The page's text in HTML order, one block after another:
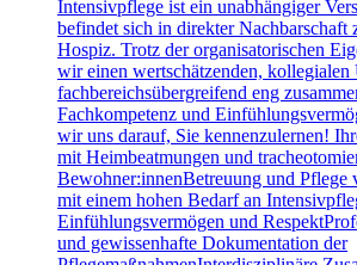
Intensivpflege ist ein unabhängiger
befindet sich in direkter Nachbarschaft
Hospiz. Trotz der organisatorischen
wir einen wertschätzenden, kollegialen
fachbereichsübergreifend eng
Fachkompetenz und
wir uns darauf, Sie kennenzulernen!
mit Heimbeatmungen und
Bewohner:innenBetreuung und Pflege
mit einem hohen Bedarf an
Einfühlungsvermögen und
und gewissenhafte Dokumentation der